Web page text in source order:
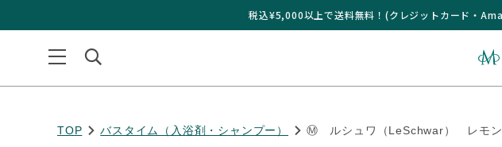
税込¥5,000以上で送料無料！(クレジットカード・
TOP バスタイム（入浴剤・シャンプー） Ⓜ ルシュワ（LeSchwar） レモン